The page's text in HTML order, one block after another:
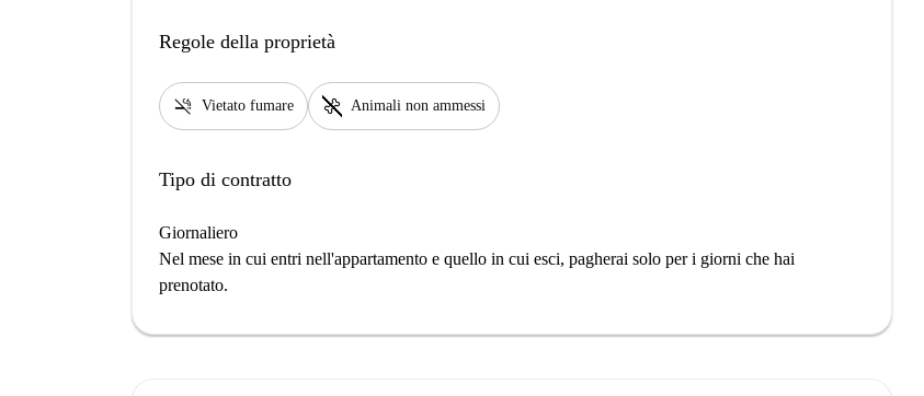
Regole della proprietà
smoke_free Vietato fumare pet_supplies Animali non ammessi
Tipo di contratto
Giornaliero
Nel mese in cui entri nell'appartamento e quello in cui esci, pagherai solo per i giorni che hai
prenotato.